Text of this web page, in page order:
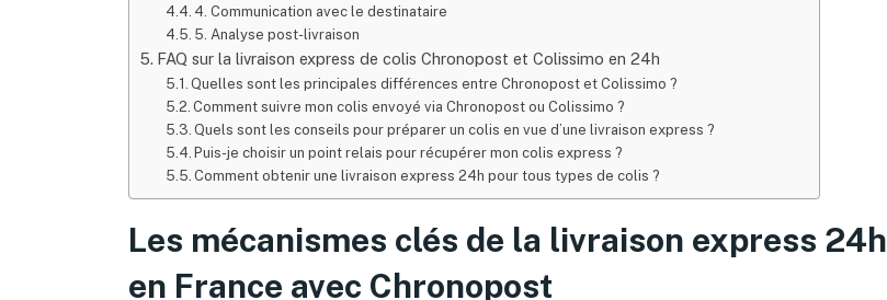
4. Communication avec le destinataire
5. Analyse post-livraison
FAQ sur la livraison express de colis Chronopost et Colissimo en 24h
Quelles sont les principales différences entre Chronopost et Colissimo ?
Comment suivre mon colis envoyé via Chronopost ou Colissimo ?
Quels sont les conseils pour préparer un colis en vue d’une livraison express ?
Puis-je choisir un point relais pour récupérer mon colis express ?
Comment obtenir une livraison express 24h pour tous types de colis ?
Les mécanismes clés de la livraison express 24h
en France avec Chronopost